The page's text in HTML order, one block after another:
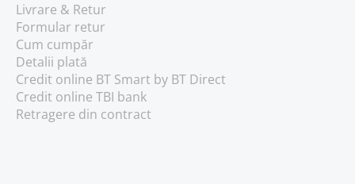
Livrare & Retur
Formular retur
Cum cumpăr
Detalii plată
Credit online BT Smart by BT Direct
Credit online TBI bank
Retragere din contract